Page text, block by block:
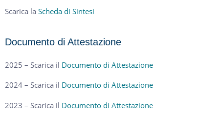
Scarica la Scheda di Sintesi
Documento di Attestazione
2025 – Scarica il Documento di Attestazione
2024 – Scarica il Documento di Attestazione
2023 – Scarica il Documento di Attestazione